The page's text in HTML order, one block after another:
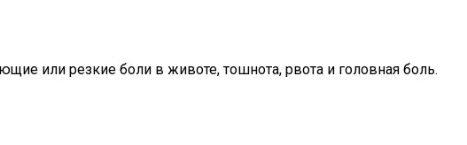
или резкие боли в животе, тошнота, рвота и головная боль.